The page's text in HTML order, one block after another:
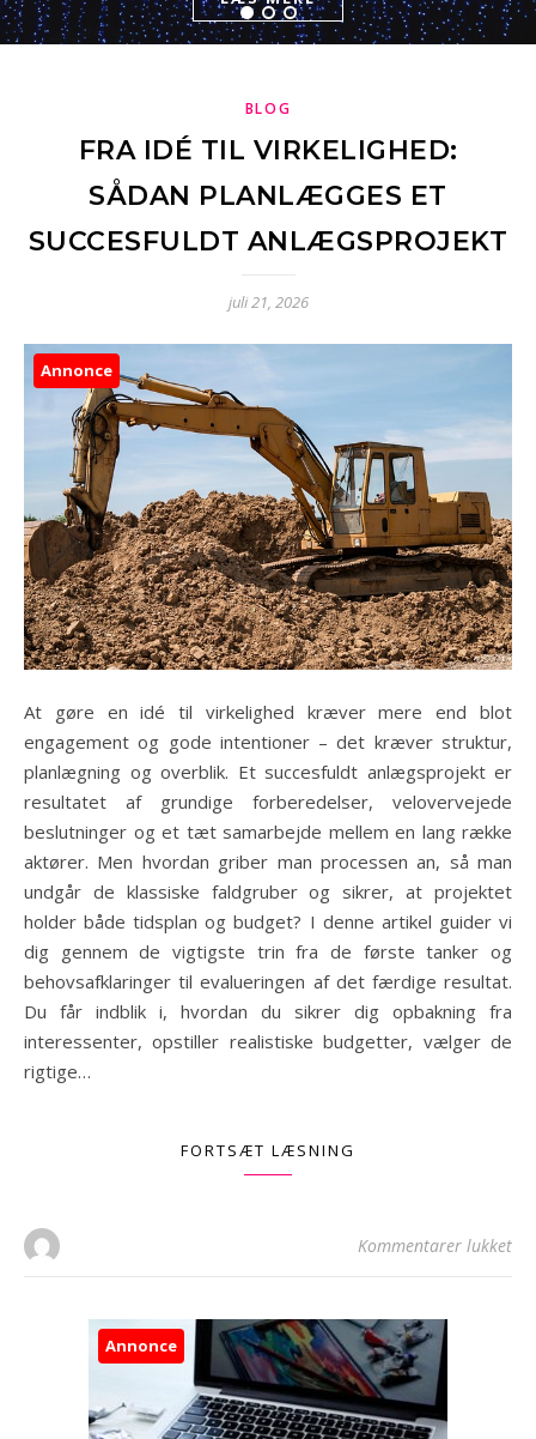
LÆS MERE
BLOG
FRA IDÉ TIL VIRKELIGHED:
SÅDAN PLANLÆGGES ET
SUCCESFULDT ANLÆGSPROJEKT
juli 21, 2026
Annonce
At gøre en idé til virkelighed kræver mere end blot
engagement og gode intentioner – det kræver struktur,
planlægning og overblik. Et succesfuldt anlægsprojekt er
resultatet af grundige forberedelser, velovervejede
beslutninger og et tæt samarbejde mellem en lang række
aktører. Men hvordan griber man processen an, så man
undgår de klassiske faldgruber og sikrer, at projektet
holder både tidsplan og budget? I denne artikel guider vi
dig gennem de vigtigste trin fra de første tanker og
behovsafklaringer til evalueringen af det færdige resultat.
Du får indblik i, hvordan du sikrer dig opbakning fra
interessenter, opstiller realistiske budgetter, vælger de
rigtige…
FORTSÆT LÆSNING
Kommentarer lukkettil
Annonce